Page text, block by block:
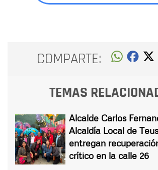
COMPARTE:
TEMAS
Alcalde Carlos
Alcaldía Local de
entregan
crítico en la calle 26